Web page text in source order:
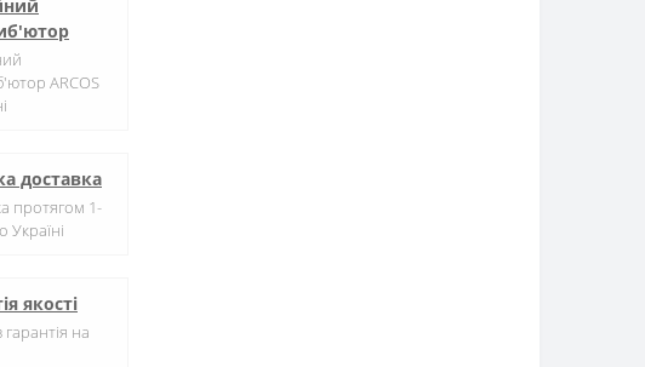
ARCOS
доставка
протягом 1-
Україні
якості
гарантія на